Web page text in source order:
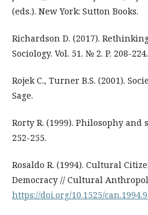
(eds.). New York: Sutton Books.
Richardson D. (2017).
Sociology. Vol. 51. № 2. P. 208-224.
Rojek C., Turner B.S. (2001).
Sage.
Rorty R. (1999). Philosophy and
252-255.
Rosaldo R. (1994). Cultural
Democracy // Cultural
https://doi.org/10.1525/